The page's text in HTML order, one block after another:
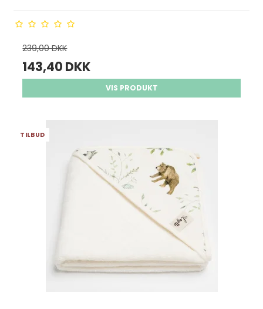
239,00 DKK
143,40 DKK
VIS PRODUKT
TILBUD